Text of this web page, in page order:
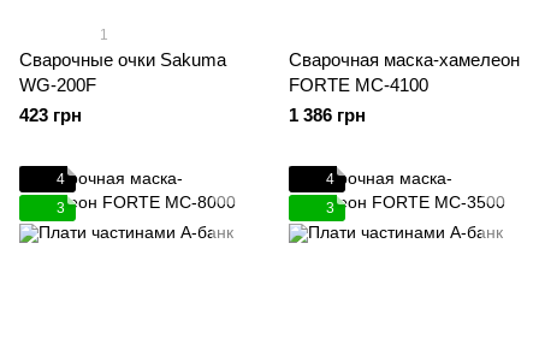
1
Сварочные очки Sakuma
WG-200F
423 грн
Сварочная маска-хамелеон
FORTE MC-4100
1 386 грн
4
3
4
3